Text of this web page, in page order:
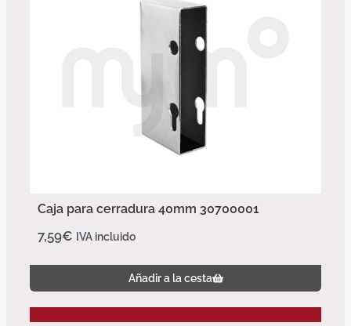
Caja para cerradura 40mm 30700001
7,59€ IVA incluido
Añadir a la cesta